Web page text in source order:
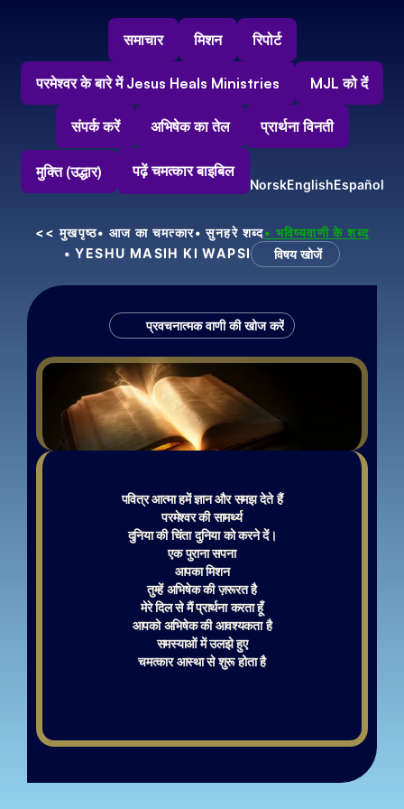
समाचार मिशन रिपोर्ट
परमेश्वर के बारे में Jesus Heals Ministries MJL को दें
संपर्क करें अभिषेक का तेल प्रार्थना विनती
मुक्ति (उद्धार) पढ़ें चमत्कार बाइबिल
NorskEnglishEspañol
<< मुखपृष्ठ• आज का चमत्कार• सुनहरे शब्द• भविष्यवाणी के शब्द
• YESHU MASIH KI WAPSI
विषय खोजें
प्रवचनात्मक वाणी की खोज करें
पवित्र आत्मा हमें ज्ञान और समझ देते हैं
परमेश्वर की सामर्थ्य
दुनिया की चिंता दुनिया को करने दें।
एक पुराना सपना
आपका मिशन
तुम्हें अभिषेक की ज़रूरत है
मेरे दिल से मैं प्रार्थना करता हूँ
आपको अभिषेक की आवश्यकता है
समस्याओं में उलझे हुए
चमत्कार आस्था से शुरू होता है